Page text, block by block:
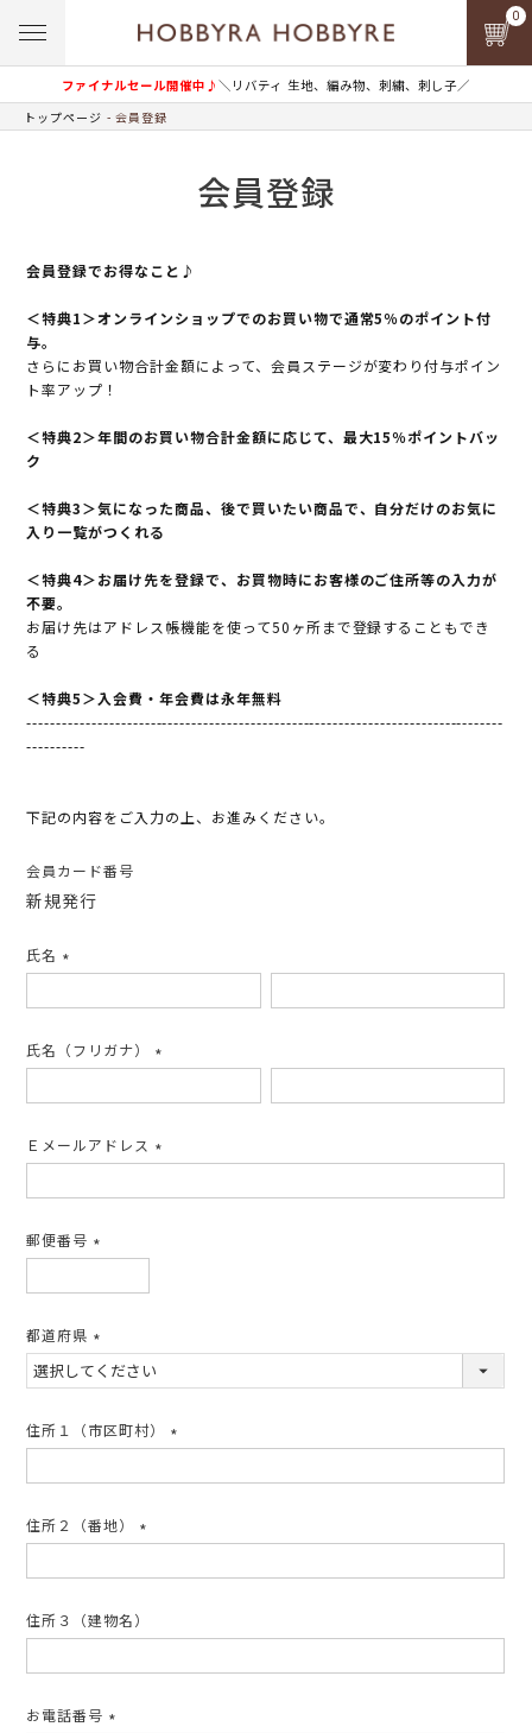
ファイナルセール開催中♪＼リバティ 生地、編み物、刺繍、刺し子／
0
トップページ 会員登録
会員登録
会員登録でお得なこと♪
＜特典1＞オンラインショップでのお買い物で通常5％のポイント付
与。
さらにお買い物合計金額によって、会員ステージが変わり付与ポイン
ト率アップ！
＜特典2＞年間のお買い物合計金額に応じて、最大15％ポイントバッ
ク
＜特典3＞気になった商品、後で買いたい商品で、自分だけのお気に
入り一覧がつくれる
＜特典4＞お届け先を登録で、お買物時にお客様のご住所等の入力が
不要。
お届け先はアドレス帳機能を使って50ヶ所まで登録することもでき
る
＜特典5＞入会費・年会費は永年無料
---------------------------------------------------------------------------------
----------
下記の内容をご入力の上、お進みください。
会員カード番号
新規発行
氏名
須)
氏名（フリガナ）
須)
Ｅメールアドレス
須)
郵便番号
須)
都道府県
(必
須)
住所１（市区町村）
須)
住所２（番地）
須)
住所３（建物名）
お電話番号